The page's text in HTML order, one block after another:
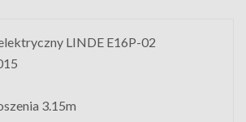
LINDE E16P-02
3.15m